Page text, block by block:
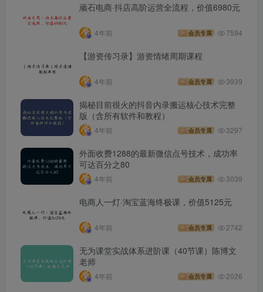
顽石电商·抖店高阶运营全流程，价值6980元
4年前 会员专属 7594
【游资传习录】游资情绪周期课程
4年前 会员专属 3939
揭秘目前很火的抖音内录搬运核心技术完整
版（含所有软件和教程）
4年前 会员专属 3297
外面收费1288的最新微信点号技术，成功率
可达百分之80
4年前 会员专属 3039
电商人一灯·淘宝蓝海终极课，价值5125元
4年前 会员专属 2742
无为课堂实战体系进阶课（40节课）陈博文
老师
4年前 会员专属 2026